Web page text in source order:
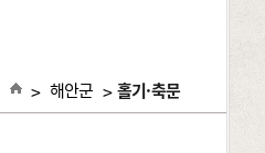
> 해안군 > 홀기·축문